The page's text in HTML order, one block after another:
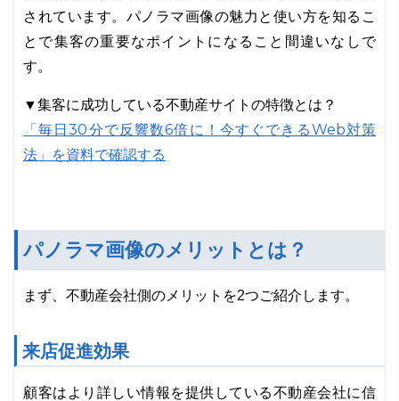
されています。パノラマ画像の魅力と使い方を知るこ
とで集客の重要なポイントになること間違いなしで
す。
▼集客に成功している不動産サイトの特徴とは？
「毎日30分で反響数6倍に！今すぐできるWeb対策
法」を資料で確認する
パノラマ画像のメリットとは？
まず、不動産会社側のメリットを2つご紹介します。
来店促進効果
顧客はより詳しい情報を提供している不動産会社に信